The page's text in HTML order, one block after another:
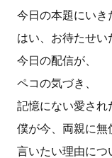
今日の本題にいき
はい、お待たせい
今日の配信が、
ペコの気づき、
記憶にない愛され
僕が今、両親に無
言いたい理由につ